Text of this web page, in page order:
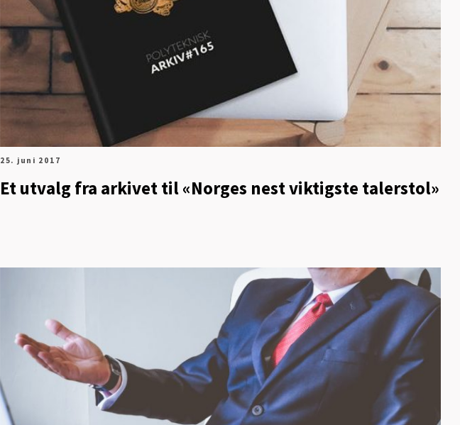
25. juni 2017
Et utvalg fra arkivet til «Norges nest viktigste talerstol»